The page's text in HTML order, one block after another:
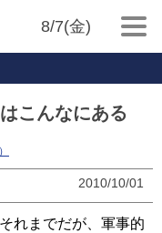
8/7(金)
こんなにある
2010/10/01
れまでだが、軍事的